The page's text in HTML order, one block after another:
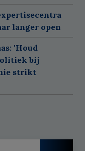
langer open
'Houd
bij
strikt